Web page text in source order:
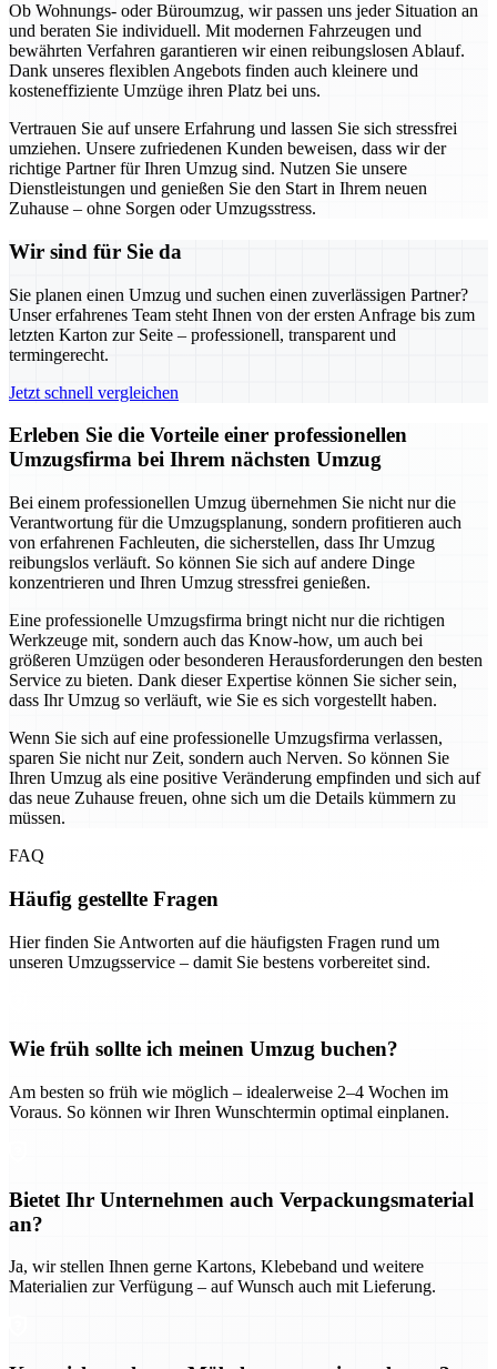
Ob Wohnungs- oder Büroumzug, wir passen uns jeder Situation an
und beraten Sie individuell. Mit modernen Fahrzeugen und
bewährten Verfahren garantieren wir einen reibungslosen Ablauf.
Dank unseres flexiblen Angebots finden auch kleinere und
kosteneffiziente Umzüge ihren Platz bei uns.
Vertrauen Sie auf unsere Erfahrung und lassen Sie sich stressfrei
umziehen. Unsere zufriedenen Kunden beweisen, dass wir der
richtige Partner für Ihren Umzug sind. Nutzen Sie unsere
Dienstleistungen und genießen Sie den Start in Ihrem neuen
Zuhause – ohne Sorgen oder Umzugsstress.
Wir sind für Sie da
Sie planen einen Umzug und suchen einen zuverlässigen Partner?
Unser erfahrenes Team steht Ihnen von der ersten Anfrage bis zum
letzten Karton zur Seite – professionell, transparent und
termingerecht.
Jetzt schnell vergleichen
Erleben Sie die Vorteile einer professionellen
Umzugsfirma bei Ihrem nächsten Umzug
Bei einem professionellen Umzug übernehmen Sie nicht nur die
Verantwortung für die Umzugsplanung, sondern profitieren auch
von erfahrenen Fachleuten, die sicherstellen, dass Ihr Umzug
reibungslos verläuft. So können Sie sich auf andere Dinge
konzentrieren und Ihren Umzug stressfrei genießen.
Eine professionelle Umzugsfirma bringt nicht nur die richtigen
Werkzeuge mit, sondern auch das Know-how, um auch bei
größeren Umzügen oder besonderen Herausforderungen den besten
Service zu bieten. Dank dieser Expertise können Sie sicher sein,
dass Ihr Umzug so verläuft, wie Sie es sich vorgestellt haben.
Wenn Sie sich auf eine professionelle Umzugsfirma verlassen,
sparen Sie nicht nur Zeit, sondern auch Nerven. So können Sie
Ihren Umzug als eine positive Veränderung empfinden und sich auf
das neue Zuhause freuen, ohne sich um die Details kümmern zu
müssen.
FAQ
Häufig gestellte Fragen
Hier finden Sie Antworten auf die häufigsten Fragen rund um
unseren Umzugsservice – damit Sie bestens vorbereitet sind.
Wie früh sollte ich meinen Umzug buchen?
Am besten so früh wie möglich – idealerweise 2–4 Wochen im
Voraus. So können wir Ihren Wunschtermin optimal einplanen.
Bietet Ihr Unternehmen auch Verpackungsmaterial
an?
Ja, wir stellen Ihnen gerne Kartons, Klebeband und weitere
Materialien zur Verfügung – auf Wunsch auch mit Lieferung.